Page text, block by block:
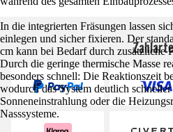
In die integrierten Fräsungen lassen
einlegen und sicher fixieren. Der
cm kann bei Bedarf durch zusätzliche
Durch die geringe thermische Masse
besonders schnell: Die Reaktionszeit
wodurch das System deutlich
Sonneneinstrahlung oder die
Nasssysteme.